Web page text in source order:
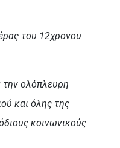
του 12χρονου
την ολόπλευρη
και όλης της
κοινωνικούς